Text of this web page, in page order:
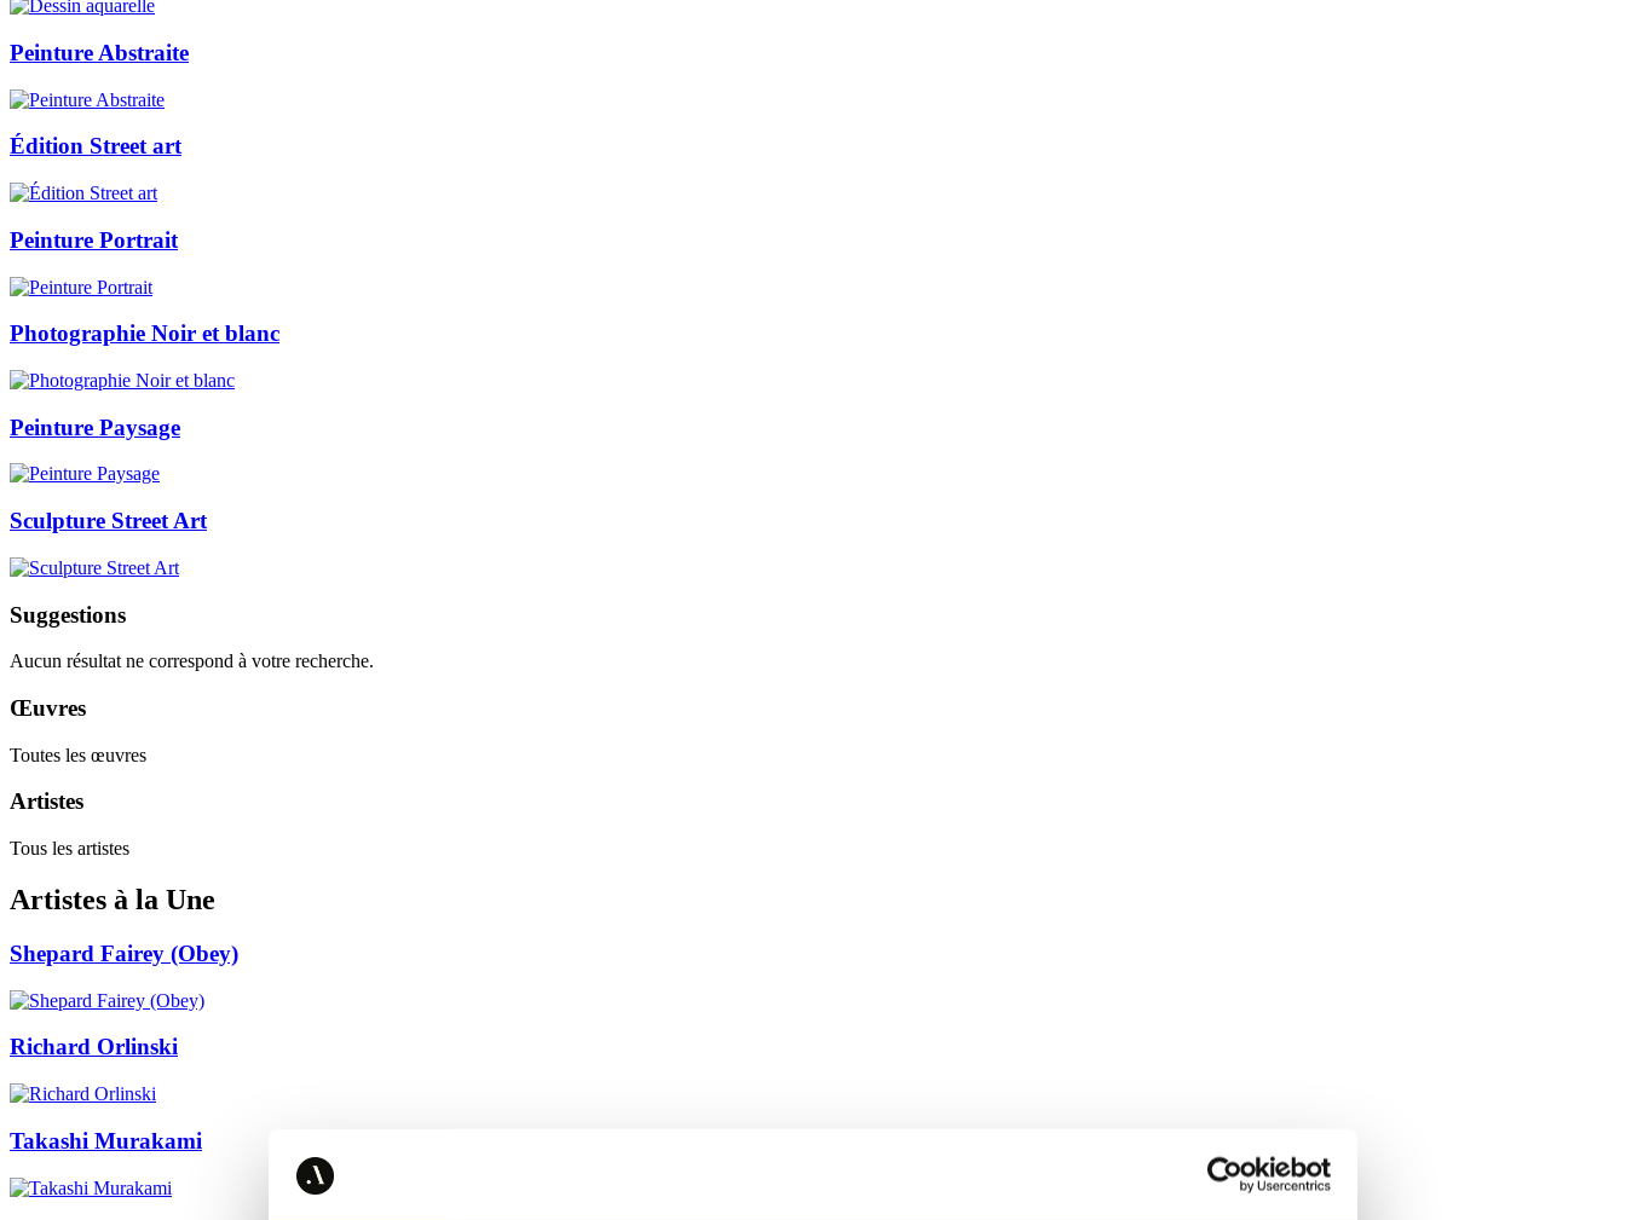
Peinture Abstraite
Édition Street art
Peinture Portrait
Photographie Noir et blanc
Peinture Paysage
Sculpture Street Art
Suggestions
Aucun résultat ne correspond à votre recherche.
Œuvres
Toutes les œuvres
Artistes
Tous les artistes
Artistes à la Une
Shepard Fairey (Obey)
Richard Orlinski
Takashi Murakami